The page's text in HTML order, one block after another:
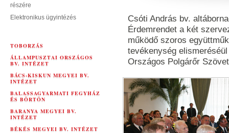
részére
Elektronikus ügyintézés
TOBORZÁS
ÁLLAMPUSZTAI ORSZÁGOS
BV. INTÉZET
BÁCS-KISKUN MEGYEI BV.
INTÉZET
BALASSAGYARMATI FEGYHÁZ
ÉS BÖRTÖN
BARANYA MEGYEI BV.
INTÉZET
BÉKÉS MEGYEI BV. INTÉZET
Csóti András bv.
Érdemrendet a két
működő szoros
tevékenység
Országos Polgárőr